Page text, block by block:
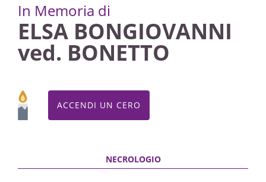
In Memoria di
ELSA BONGIOVANNI
ved. BONETTO
ACCENDI UN CERO